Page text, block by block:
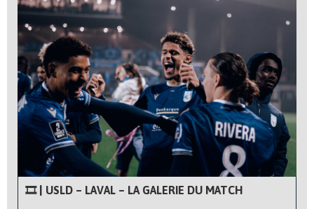
🎞 | USLD – LAVAL – LA GALERIE DU MATCH